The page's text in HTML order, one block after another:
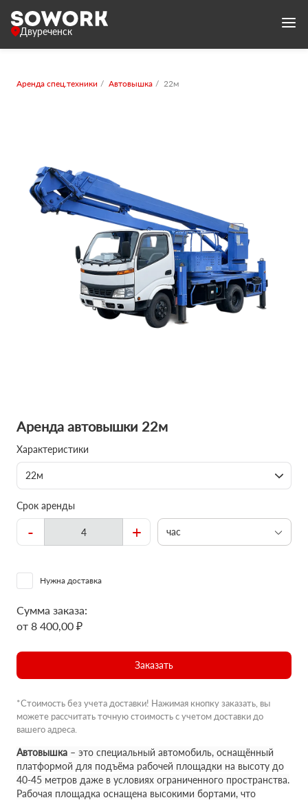
Двуреченск
Аренда спец.техники Автовышка 22м
Аренда автовышки 22м
Характеристики
22м
Срок аренды
- + час
Нужна доставка
Сумма заказа:
от 8 400,00 ₽
Заказать
*Стоимость без учета доставки! Нажимая кнопку заказать, вы
можете рассчитать точную стоимость с учетом доставки до
вашего адреса.
Автовышка – это специальный автомобиль, оснащённый
платформой для подъёма рабочей площадки на высоту до
40-45 метров даже в условиях ограниченного пространства.
Рабочая площадка оснащена высокими бортами, что